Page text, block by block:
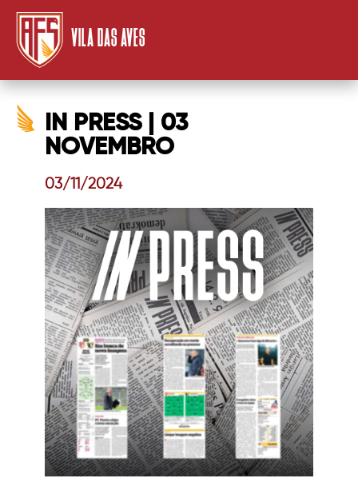
VILA DAS AVES
IN PRESS | 03
NOVEMBRO
03/11/2024